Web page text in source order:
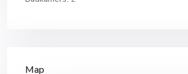
Map